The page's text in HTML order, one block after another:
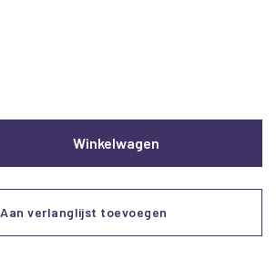
Winkelwagen
Aan verlanglijst toevoegen